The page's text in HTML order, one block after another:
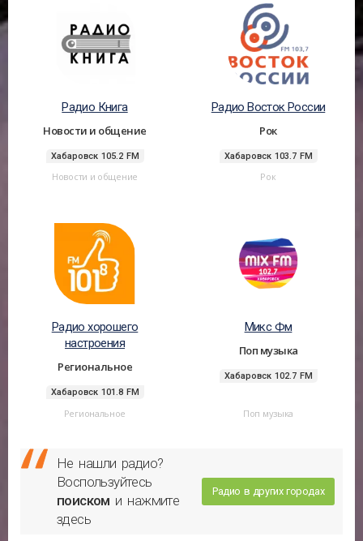
Радио Книга
Новости и общение
Хабаровск 105.2 FM
Новости и общение
Радио Восток России
Рок
Хабаровск 103.7 FM
Рок
Радио хорошего
настроения
Региональное
Хабаровск 101.8 FM
Региональное
Микс Фм
Поп музыка
Хабаровск 102.7 FM
Поп музыка
Не нашли радио?
Воспользуйтесь
поиском и нажмите
здесь
Радио в других городах